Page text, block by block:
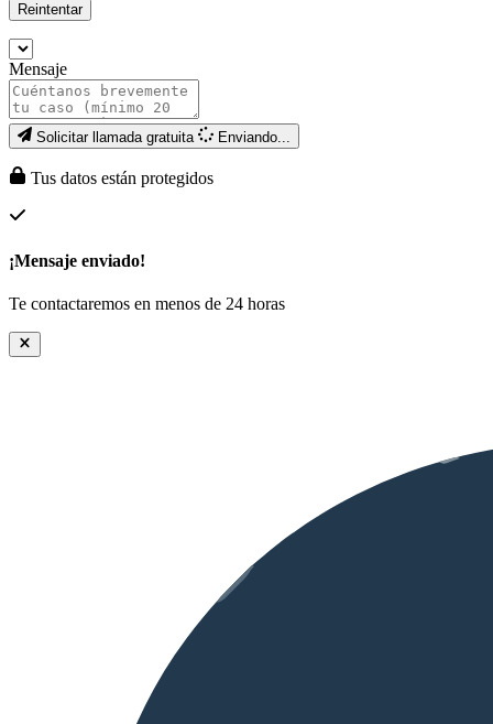
Reintentar
Mensaje
Solicitar llamada gratuita Enviando...
Tus datos están protegidos
¡Mensaje enviado!
Te contactaremos en menos de 24 horas